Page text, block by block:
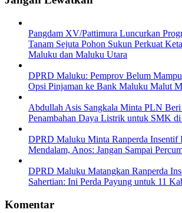
Pangdam XV/Pattimura Luncurkan
Tanam Sejuta Pohon Sukun Perkuat
Maluku dan Maluku Utara
DPRD Maluku: Pemprov Belum
Opsi Pinjaman ke Bank Maluku Malut
Abdullah Asis Sangkala Minta PLN Beri
Penambahan Daya Listrik untuk SMK
DPRD Maluku Minta Ranperda Insentif
Mendalam, Anos: Jangan Sampai
DPRD Maluku Matangkan Ranperda
Sahertian: Ini Perda Payung untuk 11
Komentar